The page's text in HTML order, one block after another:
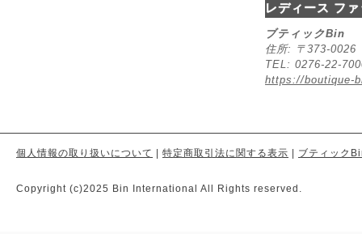
レディース フ
ブティックBin
住所: 〒373-
TEL: 0276-22-
https://boutique-
個人情報の取り扱いについて 特定商取引法に関する表示 ブティック
Copyright (c)2025 Bin International All Rights reserved.